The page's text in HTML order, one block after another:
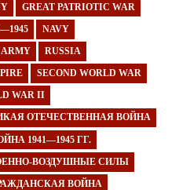
GREAT PATRIOTIC WAR
NAVY
ARMY RUSSIA
SECOND WORLD WAR
WAR II
ОТЕЧЕСТВЕННАЯ ВОЙНА
1941—1945 ГГ.
ВОЗДУШНЫЕ СИЛЫ
ВОЙНА